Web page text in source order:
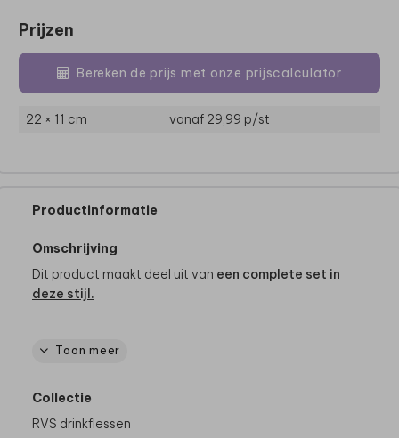
Prijzen
Bereken de prijs met onze prijscalculator
22 × 11 cm vanaf 29,99 p/st
Productinformatie
Omschrijving
Dit product maakt deel uit van een complete set in
deze stijl.
- Materiaal: roestvrijstaal
- Inhoud: 500 ml
Toon meer
Collectie
RVS drinkflessen